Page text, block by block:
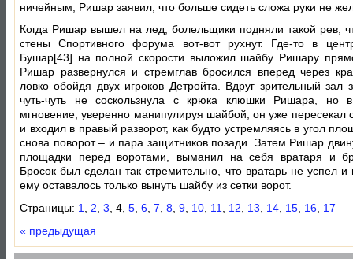
ничейным, Ришар заявил, что больше сидеть сложа руки не
Когда Ришар вышел на лед, болельщики подняли такой рев,
стены Спортивного форума вот-вот рухнут. Где-то в
Бушар[43] на полной скорости выложил шайбу Ришару
Ришар развернулся и стремглав бросился вперед через
ловко обойдя двух игроков Детройта. Вдруг зрительный зал
чуть-чуть не соскользнула с крюка клюшки Ришара, но
мгновение, уверенно манипулируя шайбой, он уже
и входил в правый разворот, как будто устремляясь в угол
снова поворот – и пара защитников позади. Затем Ришар
площадки перед воротами, выманил на себя вратаря и
Бросок был сделан так стремительно, что вратарь не успел и
ему оставалось только вынуть шайбу из сетки ворот.
Страницы: 1, 2, 3, 4, 5, 6, 7, 8, 9, 10, 11, 12, 13, 14, 15, 16, 17
« предыдущая